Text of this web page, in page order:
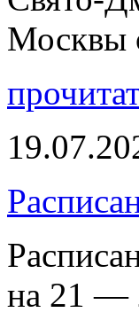
Москвы
на 21 —